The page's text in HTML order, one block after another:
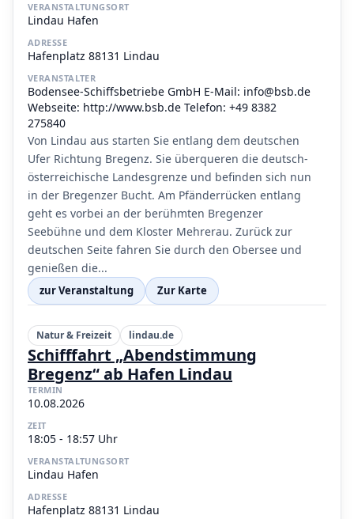
VERANSTALTUNGSORT
Lindau Hafen
ADRESSE
Hafenplatz 88131 Lindau
VERANSTALTER
Bodensee-Schiffsbetriebe GmbH E-Mail: info@bsb.de
Webseite: http://www.bsb.de Telefon: +49 8382
275840
Von Lindau aus starten Sie entlang dem deutschen
Ufer Richtung Bregenz. Sie überqueren die deutsch-
österreichische Landesgrenze und befinden sich nun
in der Bregenzer Bucht. Am Pfänderrücken entlang
geht es vorbei an der berühmten Bregenzer
Seebühne und dem Kloster Mehrerau. Zurück zur
deutschen Seite fahren Sie durch den Obersee und
genießen die...
zur Veranstaltung Zur Karte
Natur & Freizeit lindau.de
Schifffahrt „Abendstimmung
Bregenz“ ab Hafen Lindau
TERMIN
10.08.2026
ZEIT
18:05 - 18:57 Uhr
VERANSTALTUNGSORT
Lindau Hafen
ADRESSE
Hafenplatz 88131 Lindau